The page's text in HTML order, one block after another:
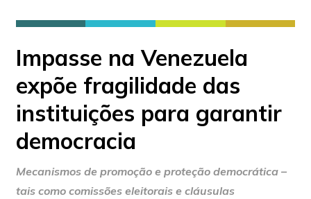
Impasse na Venezuela
expõe fragilidade das
instituições para garantir
democracia
Mecanismos de promoção e proteção democrática –
tais como comissões eleitorais e cláusulas